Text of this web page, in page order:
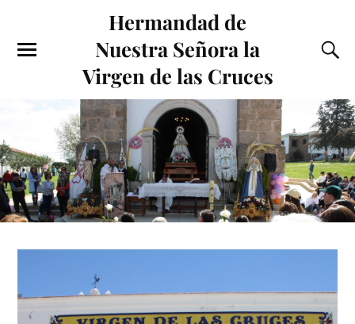
Hermandad de
Nuestra Señora la
Virgen de las Cruces